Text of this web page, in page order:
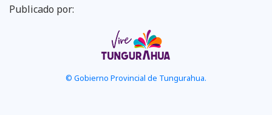
Publicado por:
© Gobierno Provincial de Tungurahua.